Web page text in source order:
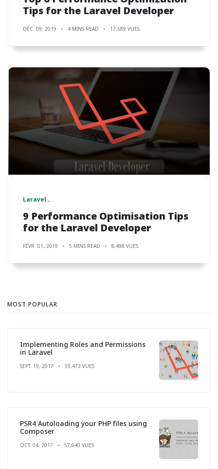
Tips for the Laravel Developer
DÉC. 09, 2019 4 MINS READ 17,589 VUES
Laravel
9 Performance Optimisation Tips
for the Laravel Developer
FÉVR. 01, 2019 5 MINS READ 8,498 VUES
MOST POPULAR
Implementing Roles and Permissions
in Laravel
SEPT. 19, 2017 59,473 VUES
PSR4 Autoloading your PHP files using
Composer
OCT. 04, 2017 57,640 VUES